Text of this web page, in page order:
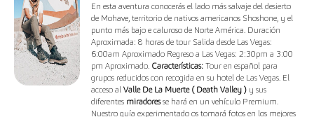
En esta aventura conocerás el lado más salvaje del desierto
de Mohave, territorio de nativos americanos Shoshone, y el
punto más bajo e caluroso de Norte América. Duración
Aproximada: 8 horas de tour Salida desde Las Vegas:
6:00am Aproximado Regreso a Las Vegas: 2:30pm a 3:00
pm Aproximado. Características: Tour en español para
grupos reducidos con recogida en su hotel de Las Vegas. El
acceso alValle De La Muerte ( Death Valley ) y sus
diferentes miradoresse hará en un vehículo Premium.
Nuestro guía experimentado os tomará fotos en los mejores